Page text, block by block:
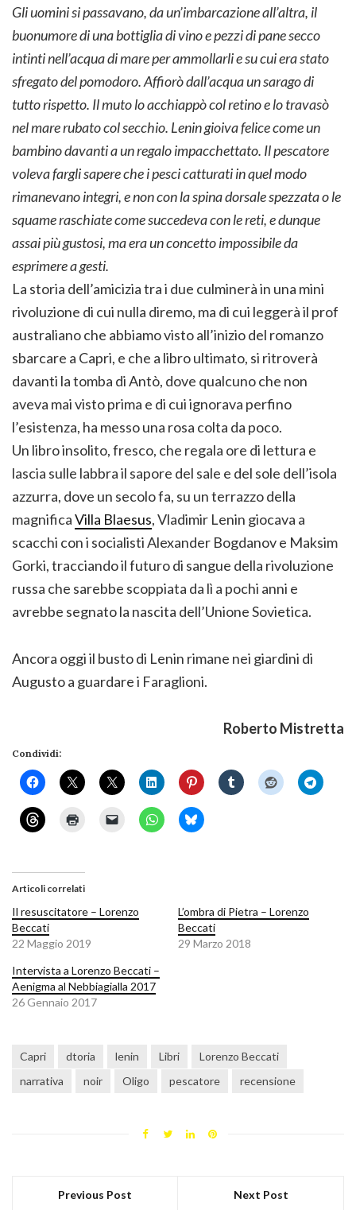
Gli uomini si passavano, da un’imbarcazione all’altra, il
buonumore di una bottiglia di vino e pezzi di pane secco
intinti nell’acqua di mare per ammollarli e su cui era stato
sfregato del pomodoro. Affiorò dall’acqua un sarago di
tutto rispetto. Il muto lo acchiappò col retino e lo travasò
nel mare rubato col secchio. Lenin gioiva felice come un
bambino davanti a un regalo impacchettato. Il pescatore
voleva fargli sapere che i pesci catturati in quel modo
rimanevano integri, e non con la spina dorsale spezzata o le
squame raschiate come succedeva con le reti, e dunque
assai più gustosi, ma era un concetto impossibile da
esprimere a gesti.
La storia dell’amicizia tra i due culminerà in una mini
rivoluzione di cui nulla diremo, ma di cui leggerà il prof
australiano che abbiamo visto all’inizio del romanzo
sbarcare a Capri, e che a libro ultimato, si ritroverà
davanti la tomba di Antò, dove qualcuno che non
aveva mai visto prima e di cui ignorava perfino
l’esistenza, ha messo una rosa colta da poco.
Un libro insolito, fresco, che regala ore di lettura e
lascia sulle labbra il sapore del sale e del sole dell’isola
azzurra, dove un secolo fa, su un terrazzo della
magnificaVilla Blaesus, Vladimir Lenin giocava a
scacchi con i socialisti Alexander Bogdanov e Maksim
Gorki, tracciando il futuro di sangue della rivoluzione
russa che sarebbe scoppiata da lì a pochi anni e
avrebbe segnato la nascita dell’Unione Sovietica.
Ancora oggi il busto di Lenin rimane nei giardini di
Augusto a guardare i Faraglioni.
Roberto Mistretta
Condividi:
Articoli correlati
Il resuscitatore – Lorenzo
Beccati
22 Maggio 2019
L’ombra di Pietra – Lorenzo
Beccati
29 Marzo 2018
Intervista a Lorenzo Beccati –
Aenigma al Nebbiagialla 2017
26 Gennaio 2017
Capri dtoria lenin Libri
Lorenzo Beccati
narrativa
noir Oligo pescatore recensione
Previous Post Next Post